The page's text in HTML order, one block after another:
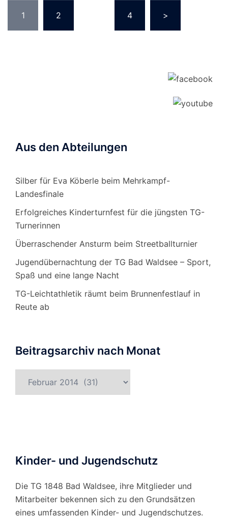
der
Beiträge
1 2 4 >
Aus den Abteilungen
Silber für Eva Köberle beim Mehrkampf-
Landesfinale
Erfolgreiches Kinderturnfest für die jüngsten TG-
Turnerinnen
Überraschender Ansturm beim Streetballturnier
Jugendübernachtung der TG Bad Waldsee – Sport,
Spaß und eine lange Nacht
TG-Leichtathletik räumt beim Brunnenfestlauf in
Reute ab
Beitragsarchiv nach Monat
nach
Kinder- und Jugendschutz
Die TG 1848 Bad Waldsee, ihre Mitglieder und
Mitarbeiter bekennen sich zu den Grundsätzen
eines umfassenden Kinder- und Jugendschutzes.